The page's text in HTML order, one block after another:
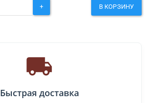
+ В КОРЗИНУ
Быстрая доставка